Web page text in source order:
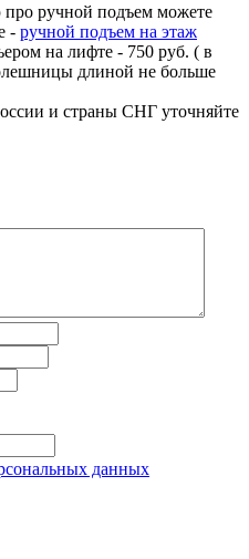
ручной подъем можете
- ручной подъем на этаж
на лифте - 750 руб. ( в
длиной не больше
и страны СНГ уточняйте
данных